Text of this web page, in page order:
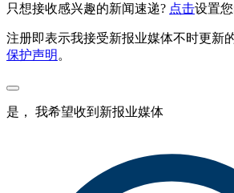
只想接收感兴趣的新闻速递? 点击设置您
注册即表示我接受新报业媒体不时更新
保护声明 。
是， 我希望收到新报业媒体